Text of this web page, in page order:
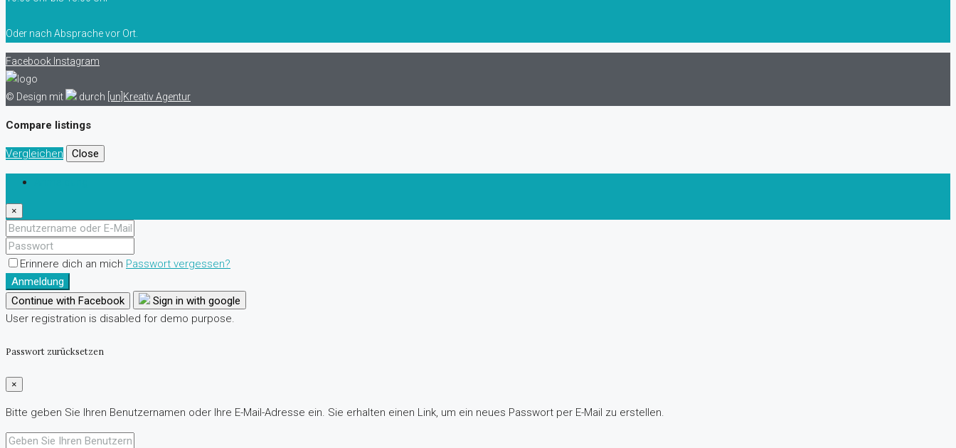
Oder nach Absprache vor Ort.
Facebook Instagram
© Design mit durch [un]Kreativ Agentur
Compare listings
Vergleichen Close
×
Erinnere dich an mich Passwort vergessen?
Anmeldung
Continue with Facebook
Sign in with google
User registration is disabled for demo purpose.
Passwort zurücksetzen
×
Bitte geben Sie Ihren Benutzernamen oder Ihre E-Mail-Adresse ein. Sie erhalten einen Link, um ein neues Passwort per E-Mail zu erstellen.